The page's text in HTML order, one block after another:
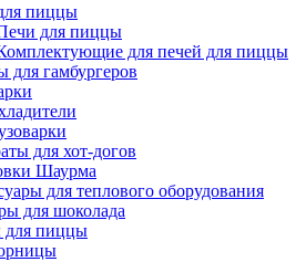
пиццы
для пиццы
для печей для пиццы
для гамбургеров
для хот-догов
Шаурма
для теплового оборудования
для шоколада
для пиццы